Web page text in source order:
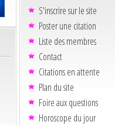
S'inscrire sur le site
Poster une citation
Liste des membres
Contact
Citations en attente
Plan du site
Foire aux questions
Horoscope du jour